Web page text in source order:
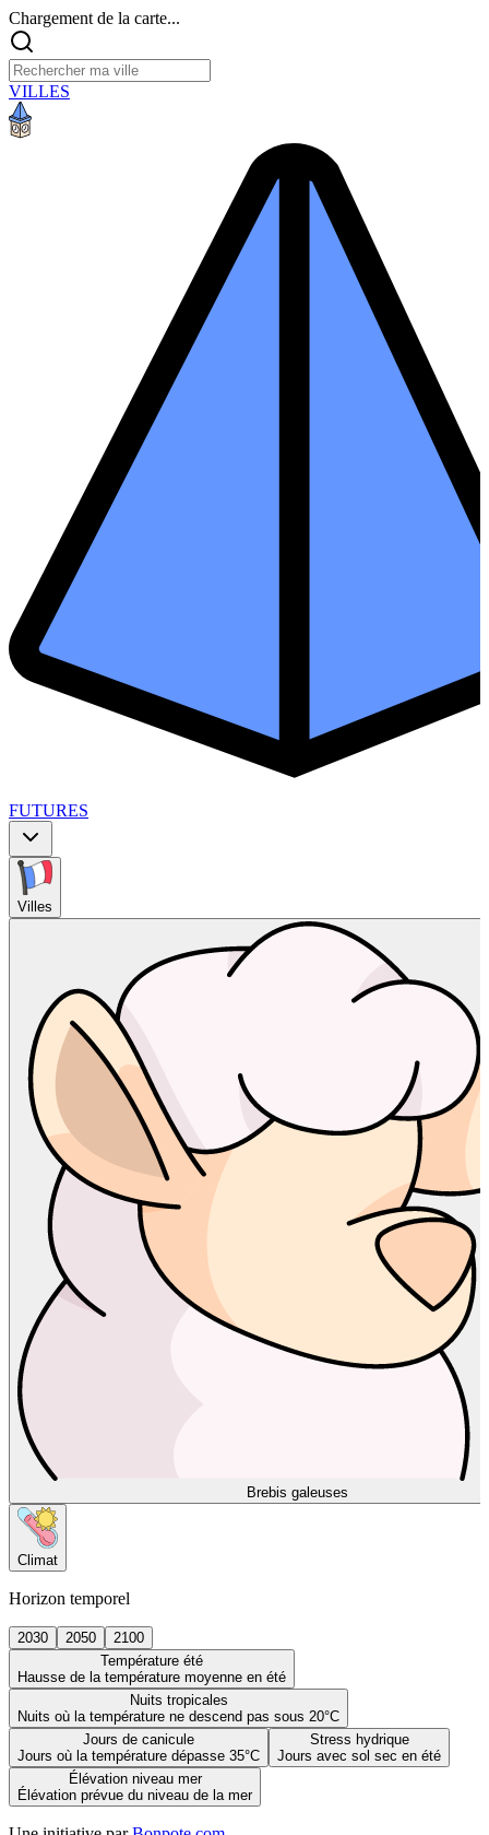
Chargement de la carte...
VILLES
FUTURES
Villes
Brebis galeuses
Climat
Horizon temporel
2030 2050
2100
Température été
Hausse de la température moyenne en été
Nuits tropicales
Nuits où la température ne descend pas sous 20°C
Jours de canicule
Jours où la température dépasse 35°C
Stress hydrique
Jours avec sol sec en été
Élévation niveau mer
Élévation prévue du niveau de la mer